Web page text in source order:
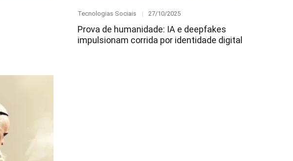
Category
Tecnologias Sociais
Posted
27/10/2025
Prova de humanidade: IA e deepfakes
impulsionam corrida por identidade digital